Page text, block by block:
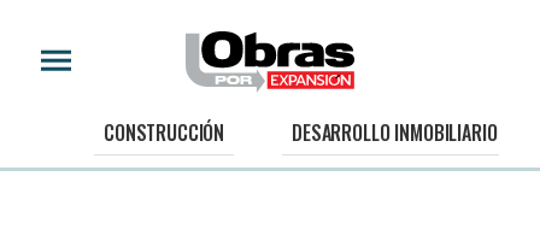
CONSTRUCCIÓN DESARROLLO INMOBILIARIO